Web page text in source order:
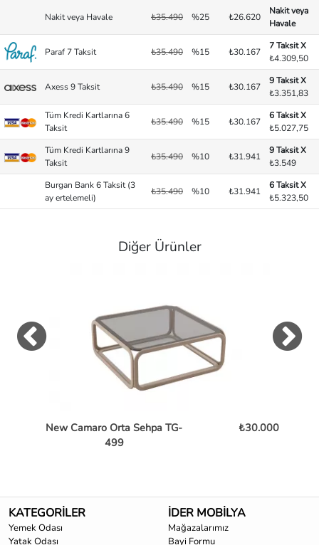
Nakit veya Havale ₺35.490 %25 ₺26.620
Nakit veya
Havale
Paraf 7 Taksit ₺35.490 %15 ₺30.167
7 Taksit X
₺4.309,50
Axess 9 Taksit ₺35.490 %15 ₺30.167
9 Taksit X
₺3.351,83
Tüm Kredi Kartlarına 6
Taksit
₺35.490 %15 ₺30.167
6 Taksit X
₺5.027,75
Tüm Kredi Kartlarına 9
Taksit
₺35.490 %10 ₺31.941
9 Taksit X
₺3.549
Burgan Bank 6 Taksit (3
ay ertelemeli)
₺35.490 %10 ₺31.941
6 Taksit X
₺5.323,50
Diğer Ürünler
New Camaro Orta Sehpa TG-
499
₺30.000
KATEGORİLER
Yemek Odası
Yatak Odası
İDER MOBİLYA
Mağazalarımız
Bayi Formu